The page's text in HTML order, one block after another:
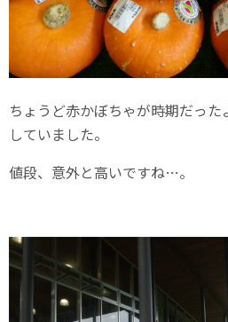
ちょうど赤かぼちゃが時期だっ
していました。
値段、意外と高いですね…。